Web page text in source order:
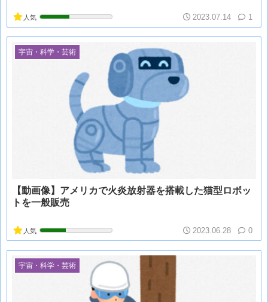
人気 2023.07.14 1
宇宙・科学・芸術
【動画像】アメリカで火炎放射器を搭載した猫型ロボッ
トを一般販売
人気 2023.06.28 0
宇宙・科学・芸術